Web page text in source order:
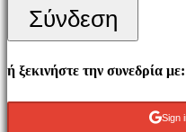
δωρεάν
Σύνδεση
ή ξεκινήστε την συνεδρία με:
Sign